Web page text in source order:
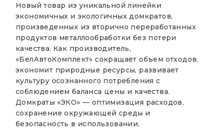
Новый товар из уникальной линейки
экономичных и экологичных домкратов,
произведенных из вторично переработанных
продуктов металлообработки без потери
качества. Как производитель,
«БелАвтоКомплект» сокращает объем отходов,
экономит природные ресурсы, развивает
культуру осознанного потребления с
соблюдением баланса цены и качества.
Домкраты «ЭКО» — оптимизация расходов,
сохранение окружающей среды и
безопасность в использовании.